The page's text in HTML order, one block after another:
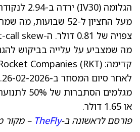
מעל החציון ל-52
מה שמצביע על עלייה בביקוש
או 1.65 דולר.
פורסם לראשונה ב-TheFly – מקור